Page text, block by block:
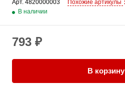
Арт. 4820000003
Похожие артикулы
В наличии
793 ₽
В корзину